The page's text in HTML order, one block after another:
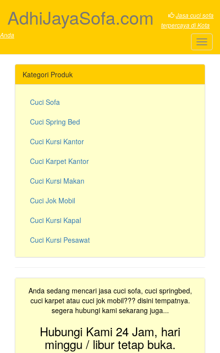
AdhiJayaSofa.com
Jasa cuci sofa
terpercaya di Kota
Anda
Kategori Produk
Cuci Sofa
Cuci Spring Bed
Cuci Kursi Kantor
Cuci Karpet Kantor
Cuci Kursi Makan
Cuci Jok Mobil
Cuci Kursi Kapal
Cuci Kursi Pesawat
Anda sedang mencari jasa cuci sofa, cuci springbed,
cuci karpet atau cuci jok mobil??? disini tempatnya.
segera hubungi kami sekarang juga...
Hubungi Kami 24 Jam, hari
minggu / libur tetap buka.